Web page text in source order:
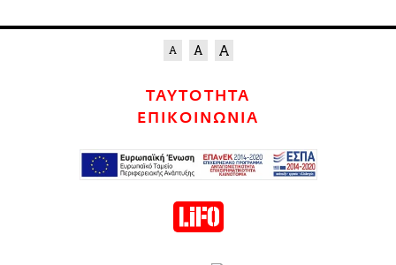
ΤΑΥΤΟΤΗΤΑ
ΕΠΙΚΟΙΝΩΝΙΑ